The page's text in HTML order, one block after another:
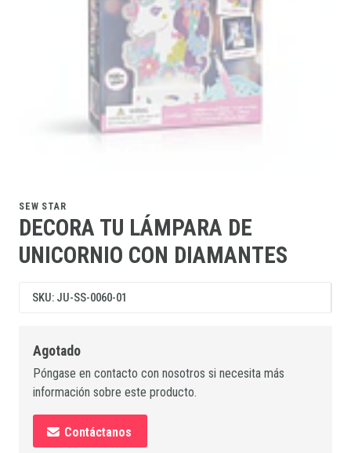
SEW STAR
DECORA TU LÁMPARA DE
UNICORNIO CON DIAMANTES
SKU: JU-SS-0060-01
Agotado
Póngase en contacto con nosotros si necesita más
información sobre este producto.
Contáctanos